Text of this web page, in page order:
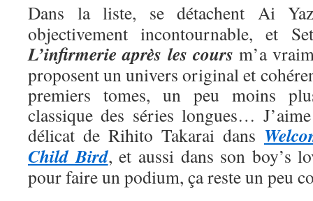
Dans la liste, se détachent Ai
objectivement incontournable, et
L’infirmerie après les cours m’a
proposent un univers original et
premiers tomes, un peu moins
classique des séries longues…
délicat de Rihito Takarai dans
Child Bird, et aussi dans son boy’s
pour faire un podium, ça reste un peu